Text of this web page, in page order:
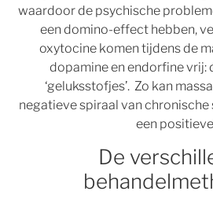
waardoor de psychische
een domino-effect hebben,
oxytocine komen tijdens de
dopamine en endorfine vrij:
‘geluksstofjes’. Zo kan
negatieve spiraal van chronische
een
De